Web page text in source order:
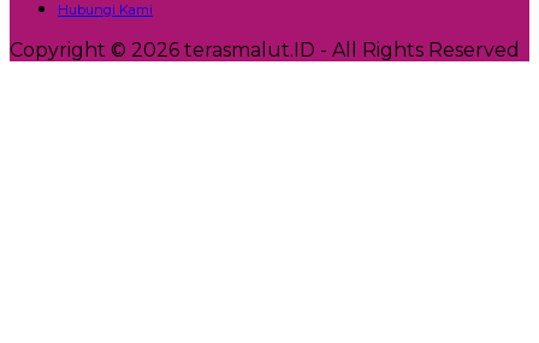
Hubungi Kami
Copyright © 2026 terasmalut.ID - All Rights Reserved